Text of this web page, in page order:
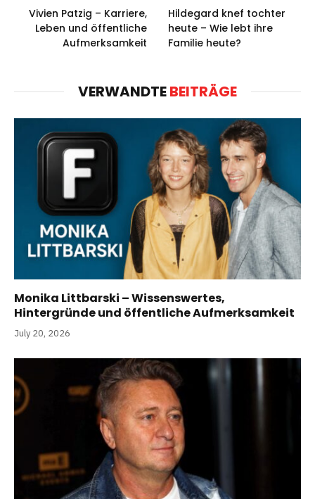
Vivien Patzig – Karriere,
Leben und öffentliche
Aufmerksamkeit
Hildegard knef tochter
heute – Wie lebt ihre
Familie heute?
VERWANDTEBEITRÄGE
Monika Littbarski – Wissenswertes,
Hintergründe und öffentliche Aufmerksamkeit
July 20, 2026